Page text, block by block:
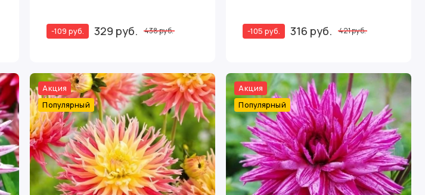
-109 руб. 329 руб. 438 руб. -105 руб. 316 руб. 421 руб.
Акция
Популярный
Акция
Популярный